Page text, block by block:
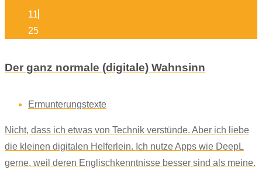
11
25
Der ganz normale (digitale) Wahnsinn
Ermunterungstexte
Nicht, dass ich etwas von Technik verstünde. Aber ich liebe
die kleinen digitalen Helferlein. Ich nutze Apps wie DeepL
gerne, weil deren Englischkenntnisse besser sind als meine.